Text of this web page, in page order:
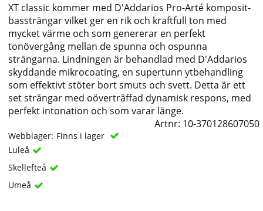
XT classic kommer med D'Addarios Pro-Arté komposit-
bassträngar vilket ger en rik och kraftfull ton med
mycket värme och som genererar en perfekt
tonövergång mellan de spunna och ospunna
strängarna. Lindningen är behandlad med D'Addarios
skyddande mikrocoating, en supertunn ytbehandling
som effektivt stöter bort smuts och svett. Detta är ett
set strängar med oöverträffad dynamisk respons, med
perfekt intonation och som varar länge.
Artnr: 10-370128607050
Webblager: Finns i lager
Luleå
Skellefteå
Umeå